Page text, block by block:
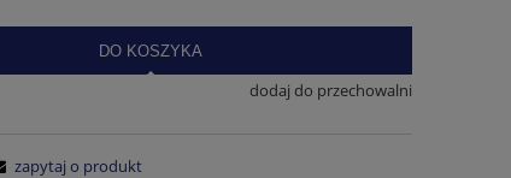
DO KOSZYKA
dodaj do przechowalni
zapytaj o produkt